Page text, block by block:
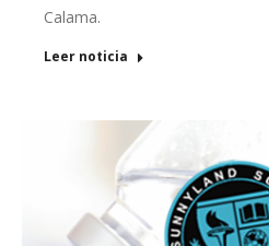
Calama.
Leer noticia